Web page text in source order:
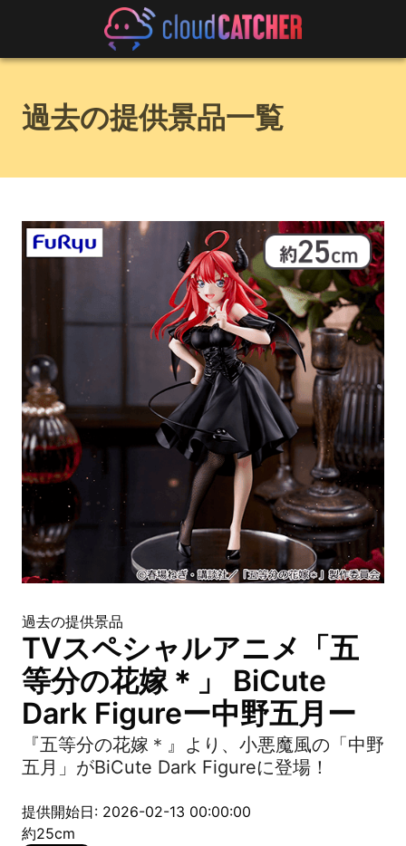
過去の提供景品一覧
過去の提供景品
TVスペシャルアニメ「五
等分の花嫁＊」 BiCute
Dark Figureー中野五月ー
『五等分の花嫁＊』より、小悪魔風の「中野
五月」がBiCute Dark Figureに登場！
提供開始日: 2026-02-13 00:00:00
約25cm